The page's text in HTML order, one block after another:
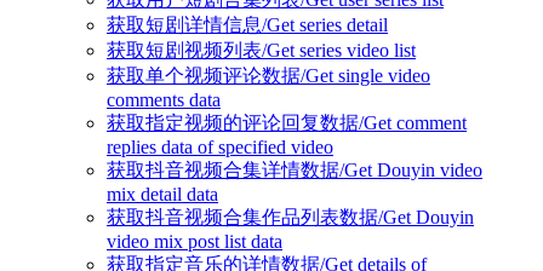
获取短剧详情信息/Get series detail
获取短剧视频列表/Get series video list
获取单个视频评论数据/Get single video
comments data
获取指定视频的评论回复数据/Get comment
replies data of specified video
获取抖音视频合集详情数据/Get Douyin video
mix detail data
获取抖音视频合集作品列表数据/Get Douyin
video mix post list data
获取指定音乐的详情数据/Get details of